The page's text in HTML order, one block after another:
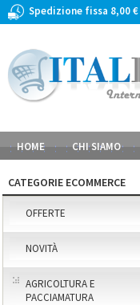
Spedizione fissa 8,00 €
HOME CHI SIAMO
CATEGORIE ECOMMERCE
OFFERTE
NOVITÀ
AGRICOLTURA E
PACCIAMATURA